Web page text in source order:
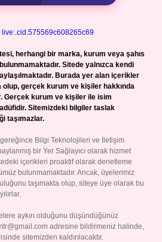
live:.cid.575569c608265c69
herhangi bir marka, kurum veya şahıs
Sitede yalnızca kendi
Burada yer alan içerikler
olup, gerçek kurum ve kişiler hakkında
Gerçek kurum ve kişiler ile isim
Sitemizdeki bilgiler taslak
taşımazlar.
Bilgi Teknolojileri ve İletişim
bir Yer Sağlayıcı olarak hizmet
içerikleri proaktif olarak denetleme
bulunmamaktadır. Ancak, üyelerimiz
taşımakta olup, siteye üye olarak bu
aykırı olduğunu düşündüğünüz
adresine bildirmeniz halinde,
sitemizden kaldırılacaktır.